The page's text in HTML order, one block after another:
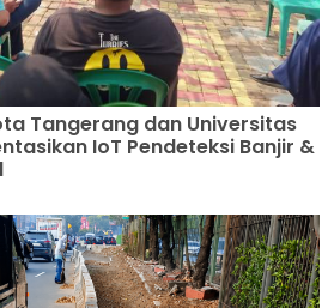
Tangerang dan Universitas
IoT Pendeteksi Banjir &